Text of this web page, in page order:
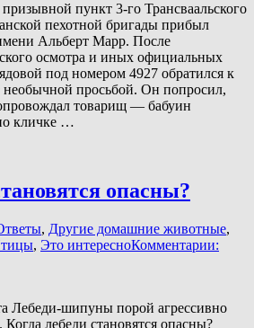
пункт 3-го Трансваальского
пехотной бригады прибыл
Альберт Марр. После
осмотра и иных официальных
под номером 4927 обратился к
просьбой. Он попросил,
товарищ — бабуин
кличке …
опасны?
, Другие домашние животные,
, Это интересноКомментарии:
Лебеди-шипуны порой агрессивно
лебеди становятся опасны?